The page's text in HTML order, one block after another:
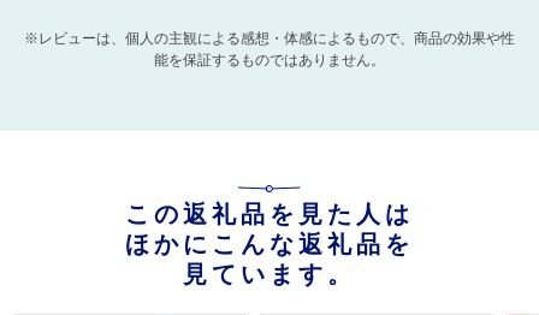
※レビューは、個人の主観による感想・体感によるもので、商品の効果や性
能を保証するものではありません。
この返礼品を見た人は
ほかにこんな返礼品を
見ています。